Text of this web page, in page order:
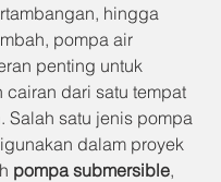
hingga
pompa air
penting untuk
cairan dari satu tempat
Salah satu jenis pompa
dalam proyek
pompa submersible,